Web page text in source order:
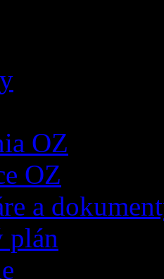
OZ
OZ
a
plán